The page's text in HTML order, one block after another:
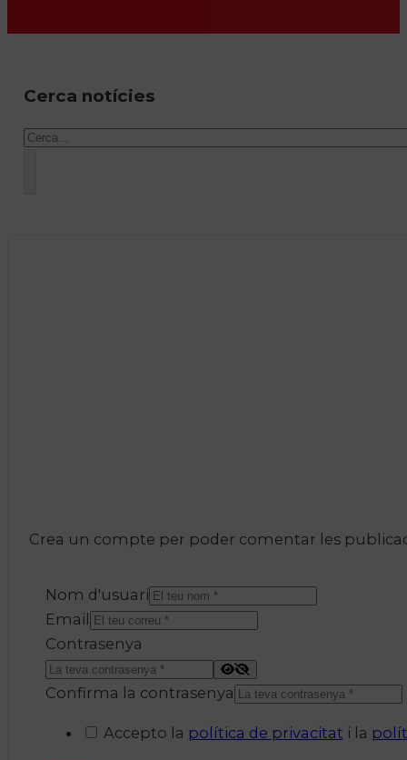
Cerca notícies
Cercar
Crea un compte per poder comentar les
Nom d'usuari
Email
Contrasenya
Confirma la contrasenya
Accepto la política de privacitat i la